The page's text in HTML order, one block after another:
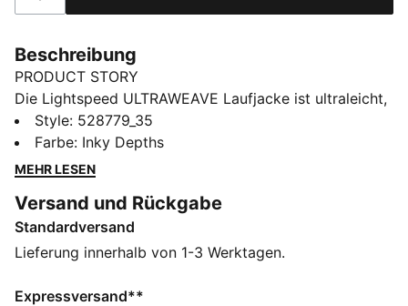
Beschreibung
PRODUCT STORY
Die Lightspeed ULTRAWEAVE Laufjacke ist ultraleicht,
aerodynamisch und für Bewegungsfreiheit gemacht.
Mit uneingeschränktem Komfort für volle
Konzentration, feuchtigkeitsableitender dryCELL
deine Essentials. Jetzt zählen nur du und die Ziellinie.
FEATURES + VORTEILE
FEUCHTIGKEITSREGULIERUNG: Technische dryCELL
trockenes und komfortables Tragegefühl
Style: 528779_35
Farbe: Inky Depths
MEHR LESEN
Versand und Rückgabe
Standardversand
Lieferung innerhalb von 1-3 Werktagen.
Expressversand**